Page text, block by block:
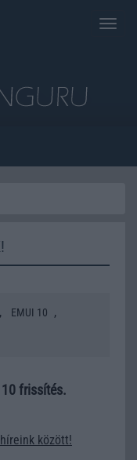
Toggle
, EMUI 10 ,
frissítés.
között!